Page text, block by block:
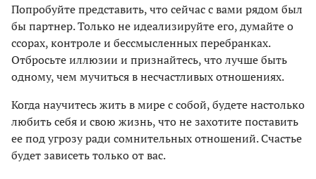
Попробуйте представить, что сейчас с вами рядом был
бы партнер. Только не идеализируйте его, думайте о
ссорах, контроле и бессмысленных перебранках.
Отбросьте иллюзии и признайтесь, что лучше быть
одному, чем мучиться в несчастливых отношениях.
Когда научитесь жить в мире с собой, будете настолько
любить себя и свою жизнь, что не захотите поставить
ее под угрозу ради сомнительных отношений. Счастье
будет зависеть только от вас.